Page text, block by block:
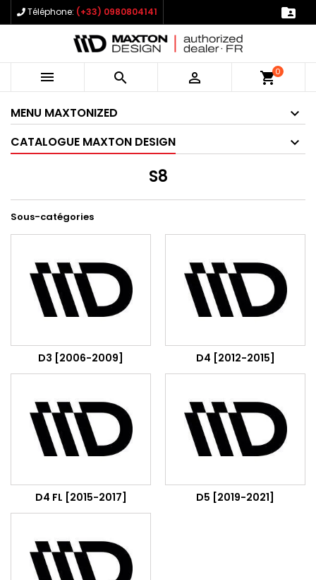
Téléphone: (+33) 0980804141 
   shopping_cart0
MENU MAXTONIZED
CATALOGUE MAXTON DESIGN
S8
Sous-catégories
D3 [2006-2009] D4 [2012-2015]
D4 FL [2015-2017] D5 [2019-2021]